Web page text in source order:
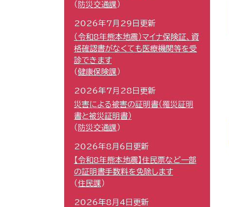
防災交通課
2026年7月29日更新
（令和8年熊本地震）マイナ保険証、資
格確認書がなくても医療機関等を受
診できます
健康保険課
2026年7月28日更新
災害による被害の証明書（罹災証明
書と被災証明書）
防災交通課
2026年8月6日更新
【令和8年熊本地震】住民票など一部
の証明書手数料を免除します
住民課
2026年8月4日更新